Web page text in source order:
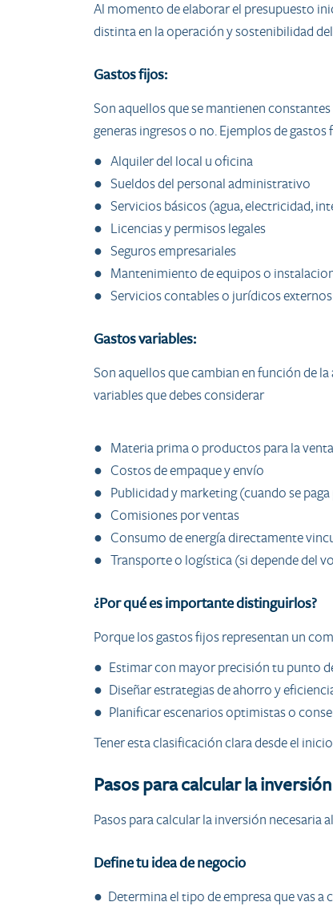
Al momento de elaborar el presupuesto
distinta en la operación y sostenibilidad
Gastos fijos:
Son aquellos que se mantienen
generas ingresos o no. Ejemplos de
● Alquiler del local u oficina
● Sueldos del personal administrativo
● Servicios básicos (agua, electricidad,
● Licencias y permisos legales
● Seguros empresariales
● Mantenimiento de equipos o
● Servicios contables o jurídicos externos
Gastos variables:
Son aquellos que cambian en función de
variables que debes considerar
● Materia prima o productos para la venta
● Costos de empaque y envío
● Publicidad y marketing (cuando se
● Comisiones por ventas
● Consumo de energía directamente
● Transporte o logística (si depende del
¿Por qué es importante distinguirlos?
Porque los gastos fijos representan un
● Estimar con mayor precisión tu punto
● Diseñar estrategias de ahorro y
● Planificar escenarios optimistas o
Tener esta clasificación clara desde el
Pasos para calcular la
Pasos para calcular la inversión necesaria
Define tu idea de negocio
● Determina el tipo de empresa que vas a